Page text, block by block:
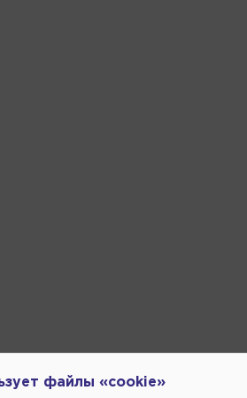
файлы «cookie»